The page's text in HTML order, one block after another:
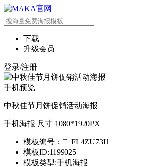
下载
升级会员
登录/注册
手机预览
中秋佳节月饼促销活动海报
手机海报 尺寸 1080*1920PX
模板编号：T_FL4ZU73H
模板ID:1199025
模板类型:手机海报